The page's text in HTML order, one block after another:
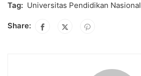
Tag: Universitas Pendidikan Nasional
Share: